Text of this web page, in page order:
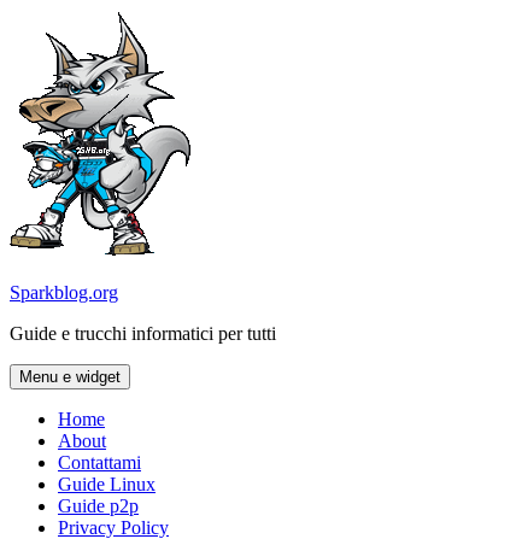
contenuto
Sparkblog.org
Guide e trucchi informatici per tutti
Menu e widget
Home
About
Contattami
Guide Linux
Guide p2p
Privacy Policy